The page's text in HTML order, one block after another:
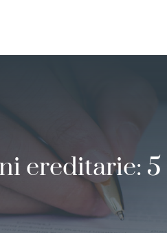
ereditarie: